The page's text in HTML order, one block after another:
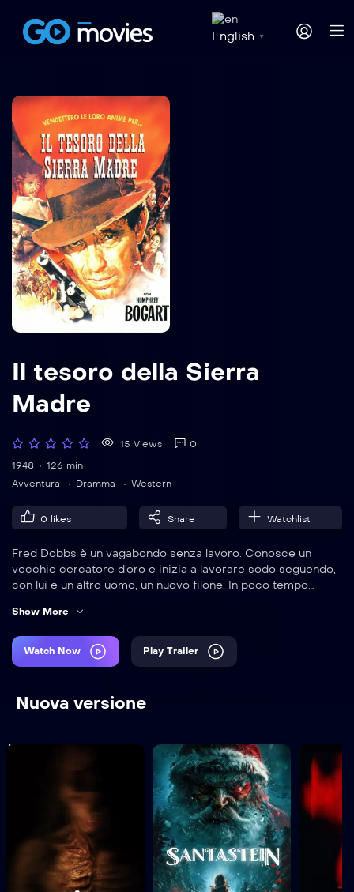
English ▼
Il tesoro della Sierra
Madre
15 Views
0
1948
126 min
Avventura
Dramma Western
0 likes Share Watchlist
Fred Dobbs è un vagabondo senza lavoro. Conosce un
vecchio cercatore d’oro e inizia a lavorare sodo seguendo,
con lui e un altro uomo, un nuovo filone. In poco tempo
tutto per sé: colpisce il compagno e fugge. Viene però
rapinarlo, ma, ignorando il valore di quella polvere gialla, la
buttano via per tenersi gli attrezzi e le cavalcature.
Show More
Watch Now Play Trailer
Not found.Empty video
Nuova versione